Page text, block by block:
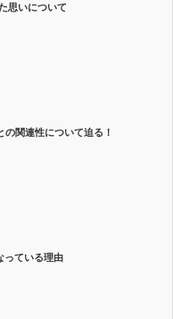
思いについて
関連性について迫る！
っている理由